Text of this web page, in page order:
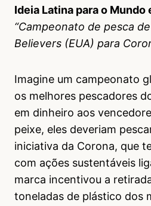
Ideia Latina para o Mundo
“Campeonato de pesca
Believers (EUA) para
Imagine um campeonato
os melhores pescadores
em dinheiro aos
peixe, eles deveriam
iniciativa da Corona, que
com ações sustentáveis
marca incentivou a
toneladas de plástico dos